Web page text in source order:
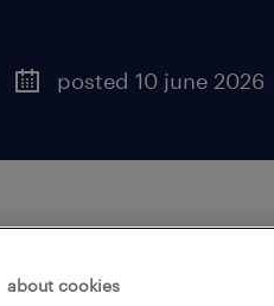
posted 10 june 2026
about cookies